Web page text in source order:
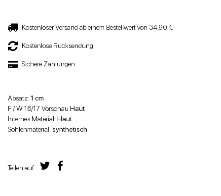
Kostenloser Versand ab einem Bestellwert von 34,90 €
Kostenlose Rücksendung
Sichere Zahlungen
Absatz:1 cm
F / W 16/17 Vorschau Haut
Internes Material:Haut
Sohlenmaterial:synthetisch
Teilen auf